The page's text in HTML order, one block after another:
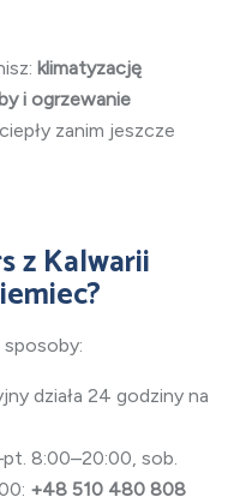
klimatyzację
i ogrzewanie
zanim jeszcze
z Kalwarii
działa 24 godziny na
8:00–20:00, sob.
+48 510 480 808